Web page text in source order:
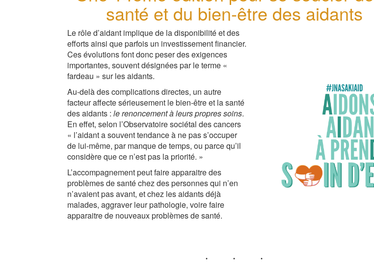
santé et du bien-être des aidants
Le rôle d’aidant implique de la disponibilité et des
efforts ainsi que parfois un investissement financier.
Ces évolutions font donc peser des exigences
importantes, souvent désignées par le terme «
fardeau » sur les aidants.
Au-delà des complications directes, un autre
facteur affecte sérieusement le bien-être et la santé
des aidants : le renoncement à leurs propres soins.
En effet, selon l’Observatoire sociétal des cancers
« l’aidant a souvent tendance à ne pas s’occuper
de lui-même, par manque de temps, ou parce qu’il
considère que ce n’est pas la priorité. »
L’accompagnement peut faire apparaitre des
problèmes de santé chez des personnes qui n’en
n’avaient pas avant, et chez les aidants déjà
malades, aggraver leur pathologie, voire faire
apparaitre de nouveaux problèmes de santé.